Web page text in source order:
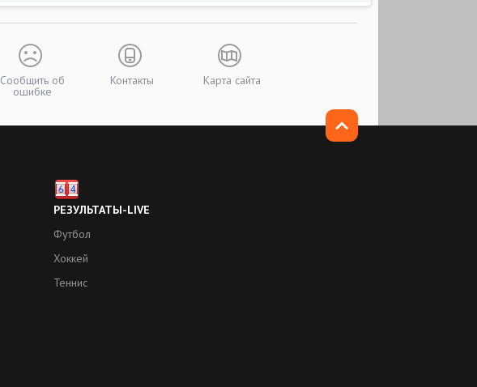
Сообщить об
ошибке
Контакты Карта сайта
РЕЗУЛЬТАТЫ-LIVE
Футбол
Хоккей
Теннис